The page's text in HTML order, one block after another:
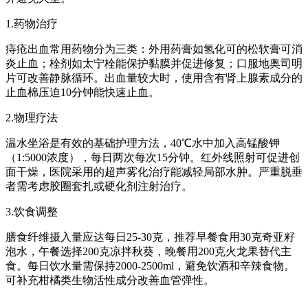
1.药物治疗
痔疮出血常用药物分为三类：外用药膏如氢化可的松软膏可消
炎止血；栓剂如太宁栓能保护黏膜并促进修复；口服地奥司明
片可改善静脉循环。出血量较大时，使用含有肾上腺素成分的
止血棉压迫10分钟能快速止血。
2.物理疗法
温水坐浴是有效的基础护理方法，40℃水中加入高锰酸钾
（1:5000浓度），每日两次每次15分钟。红外线照射可促进创
面干燥，医院采用的超声雾化治疗能减轻局部水肿。严重脱垂
者需考虑胶圈套扎或硬化剂注射治疗。
3.饮食调整
膳食纤维摄入量应达每日25-30克，推荐早餐食用30克奇亚籽
泡水，午餐选择200克凉拌秋葵，晚餐用200克火龙果替代主
食。每日饮水量需保持2000-2500ml，避免饮酒和辛辣食物。
可补充柑橘类生物活性成分改善血管弹性。